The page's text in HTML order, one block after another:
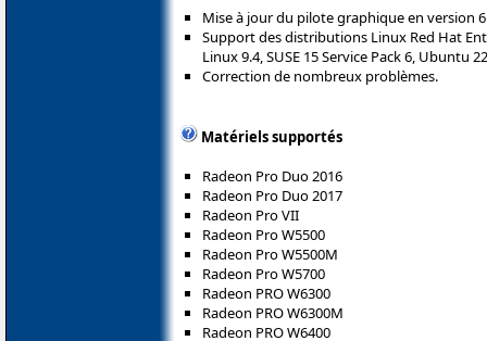
Mise à jour du pilote graphique en version
Support des distributions Linux Red Hat
Linux 9.4, SUSE 15 Service Pack 6, Ubuntu
Correction de nombreux problèmes.
Matériels supportés
Radeon Pro Duo 2016
Radeon Pro Duo 2017
Radeon Pro VII
Radeon Pro W5500
Radeon Pro W5500M
Radeon Pro W5700
Radeon PRO W6300
Radeon PRO W6300M
Radeon PRO W6400